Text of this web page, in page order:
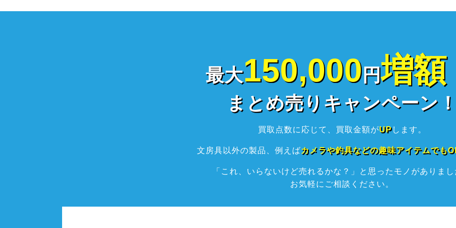
最大150,000円増額
まとめ売りキャンペーン！
買取点数に応じて、買取金額がUPします。
文房具以外の製品、例えばカメラや釣具などの趣味アイテムでも
「これ、いらないけど売れるかな？」と思ったモノがありまし
お気軽にご相談ください。